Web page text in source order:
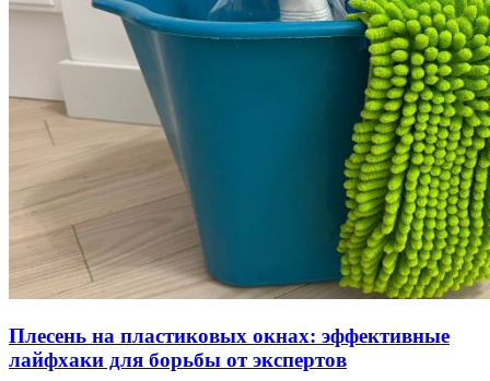
Плесень на пластиковых окнах: эффективные
лайфхаки для борьбы от экспертов